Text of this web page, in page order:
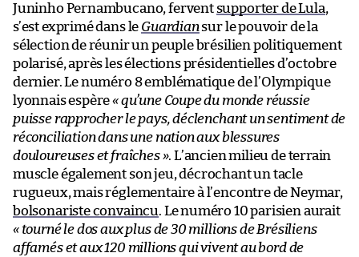
Juninho Pernambucano, fervent supporter de Lula,
s’est exprimé dans le Guardiansur le pouvoir de la
sélection de réunir un peuple brésilien politiquement
polarisé, après les élections présidentielles d’octobre
dernier. Le numéro 8 emblématique de l’Olympique
lyonnais espère« qu’une Coupe du monde réussie
puisse rapprocher le pays, déclenchant un sentiment de
réconciliation dans une nation aux blessures
douloureuses et fraîches ». L’ancien milieu de terrain
muscle également son jeu, décrochant un tacle
rugueux, mais réglementaire à l’encontre de Neymar,
bolsonariste convaincu. Le numéro 10 parisien aurait
« tourné le dos aux plus de 30 millions de Brésiliens
affamés et aux 120 millions qui vivent au bord de